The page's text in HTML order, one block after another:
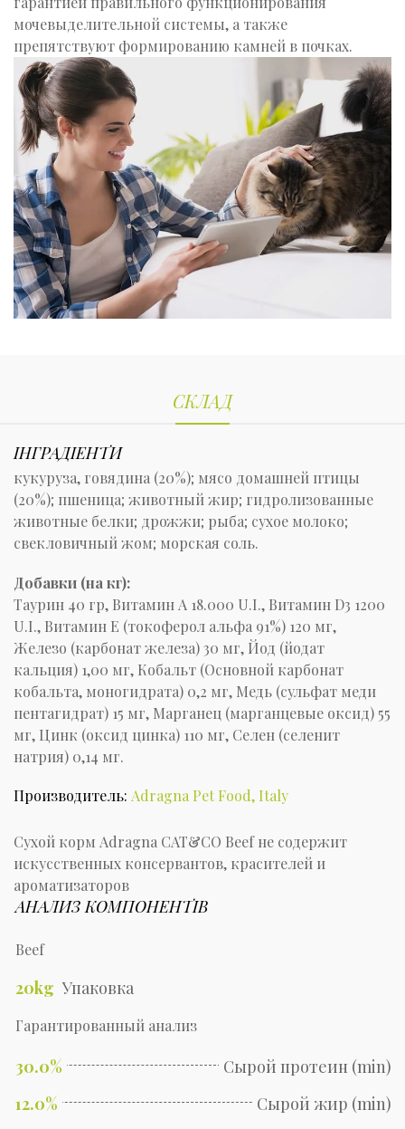
мочевыделительной системы, а также
препятствуют формированию камней в почках.
СКЛАД
ІНГРАДІЕНТИ
кукуруза, говядина (20%); мясо домашней птицы
(20%); пшеница; животный жир; гидролизованные
животные белки; дрожжи; рыба; сухое молоко;
свекловичный жом; морская соль.
Добавки (на кг):
Таурин 40 гр, Витамин А 18.000 U.I., Витамин D3 1200
U.I., Витамин Е (токоферол альфа 91%) 120 мг,
Железо (карбонат железа) 30 мг, Йод (йодат
кальция) 1,00 мг, Кобальт (Основной карбонат
кобальта, моногидрата) 0,2 мг, Медь (сульфат меди
пентагидрат) 15 мг, Марганец (марганцевые оксид) 55
мг, Цинк (оксид цинка) 110 мг, Селен (селенит
натрия) 0,14 мг.
Производитель: Adragna Pet Food, Italy
Сухой корм Adragna CAT&CO Beef не содержит
искусственных консервантов, красителей и
ароматизаторов
АНАЛИЗ КОМПОНЕНТІВ
Beef
20kg Упаковка
Гарантированный анализ
30.0%
Сырой протеин (min)
12.0%
Сырой жир (min)